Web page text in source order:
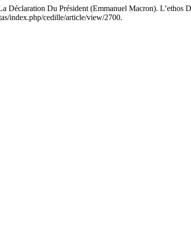
Déclaration Du Président (Emmanuel Macron). L’ethos
index.php/cedille/article/view/2700.